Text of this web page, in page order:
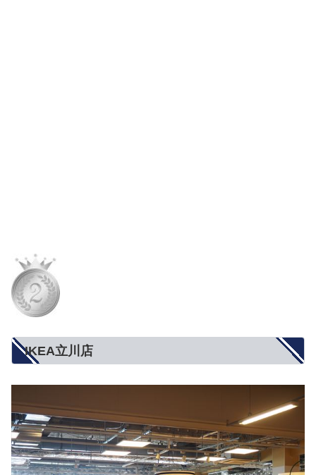
IKEA立川店